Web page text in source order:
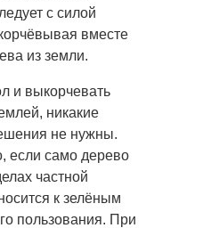
с силой
вместе
из земли.
и выкорчевать
никакие
не нужны.
если само дерево
частной
к зелёным
пользования. При